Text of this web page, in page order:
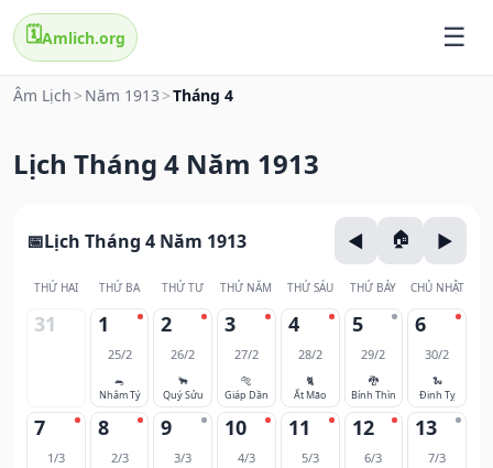
🗓️Amlich.org
Âm Lịch > Năm 1913 >Tháng 4
Lịch Tháng 4 Năm 1913
Lịch Tháng 4 Năm 1913
THỨ HAI THỨ BA THỨ TƯ THỨ NĂM THỨ SÁU THỨ BẢY CHỦ NHẬT
31 1
25/2
🐀
Nhâm Tý
2
26/2
🐂
Quý Sửu
3
27/2
🐅
Giáp Dần
4
28/2
🐈
Ất Mão
5
29/2
🐉
Bính Thìn
6
30/2
🐍
Đinh Tỵ
7
1/3
8
2/3
9
3/3
10
4/3
11
5/3
12
6/3
13
7/3